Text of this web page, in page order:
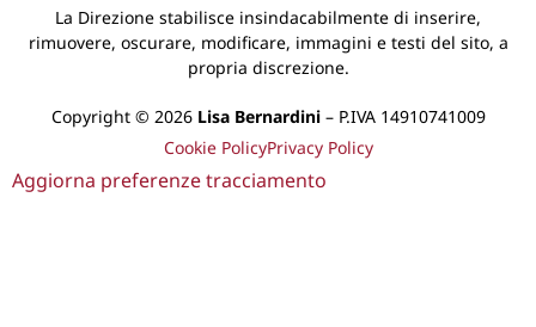
La Direzione stabilisce insindacabilmente di inserire,
rimuovere, oscurare, modificare, immagini e testi del sito, a
propria discrezione.
Copyright © 2026 Lisa Bernardini– P.IVA 14910741009
Cookie PolicyPrivacy Policy
Aggiorna preferenze tracciamento